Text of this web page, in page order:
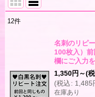
12件
名刺のリピ
100枚入）
欄にご入力
1,350円 ～(
(税込: 1,485
在庫あり